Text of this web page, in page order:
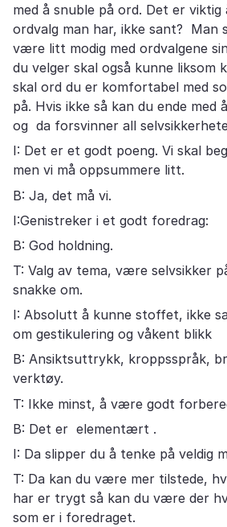
med å snuble på ord. Det er
ordvalg man har, ikke sant? Man
være litt modig med ordvalgene
du velger skal også kunne liksom
skal ord du er komfortabel med
på. Hvis ikke så kan du ende med
og da forsvinner all
I: Det er et godt poeng. Vi skal
men vi må oppsummere litt.
B: Ja, det må vi.
I:Genistreker i et godt foredrag:
B: God holdning.
T: Valg av tema, være selvsikker
snakke om.
I: Absolutt å kunne stoffet, ikke
om gestikulering og våkent blikk
B: Ansiktsuttrykk, kroppsspråk,
verktøy.
T: Ikke minst, å være godt
B: Det er elementært .
I: Da slipper du å tenke på veldig
T: Da kan du være mer tilstede,
har er trygt så kan du være der
som er i foredraget.